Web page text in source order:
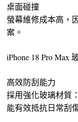
桌面碰撞
螢幕維修成本高，
案。
iPhone 18 Pro Max
高效防刮能力
採用強化玻璃材質：
能有效抵抗日常刮